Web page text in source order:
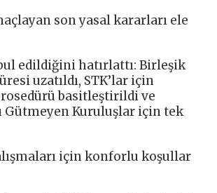
son yasal kararları ele
edildiğini hatırlattı: Birleşik
uzatıldı, STK’lar için
basitleştirildi ve
Gütmeyen Kuruluşlar için tek
için konforlu koşullar